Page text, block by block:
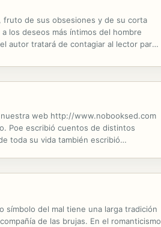
fruto de sus obsesiones y de su corta
los deseos más íntimos del hombre
autor tratará de contagiar al lector para
nuestra web http://www.nobooksed.com
Poe escribió cuentos de distintos
toda su vida también escribió
símbolo del mal tiene una larga tradición
de las brujas. En el romanticismo